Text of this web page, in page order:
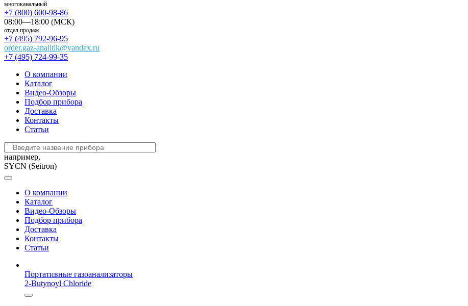
многоканальный
+7 (800) 600-98-86
08:00—18:00 (МСК)
отдел продаж
+7 (495) 792-96-95
order.gaz-analitik@yandex.ru
+7 (495) 724-99-35
О компании
Каталог
Видео-Обзоры
Подбор прибора
Доставка
Контакты
Статьи
например,
SYCN (Seitron)
О компании
Каталог
Видео-Обзоры
Подбор прибора
Доставка
Контакты
Статьи
Портативные газоанализаторы
2-Butynoyl Chloride